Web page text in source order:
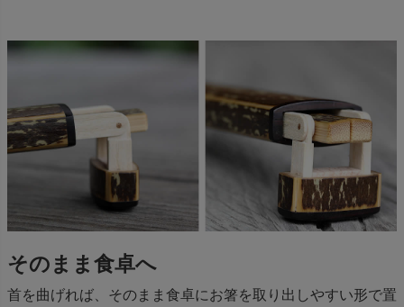
そのまま食卓へ
首を曲げれば、そのまま食卓にお箸を取り出しやすい形で置